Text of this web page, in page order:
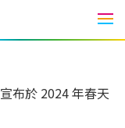
布於 2024 年春天